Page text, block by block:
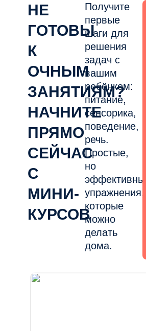
НЕ
ГОТОВЫ
К
ОЧНЫМ
ЗАНЯТИЯМ?
НАЧНИТЕ
ПРЯМО
СЕЙЧАС
С
МИНИ-
КУРСОВ
Получите
первые
шаги для
решения
задач с
вашим
ребёнком:
питание,
сенсорика,
поведение,
речь.
Простые,
но
эффективные
упражнения,
которые
можно
делать
дома.